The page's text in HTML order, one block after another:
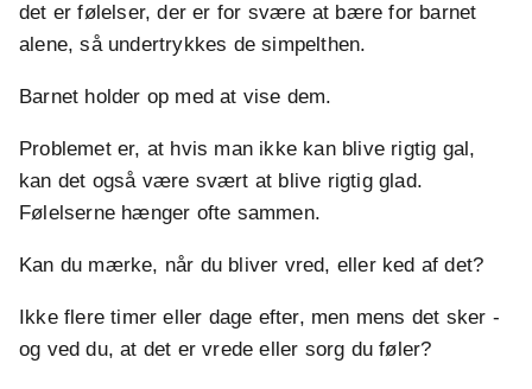
det er følelser, der er for svære at bære for barnet
alene, så undertrykkes de simpelthen.
Barnet holder op med at vise dem.
Problemet er, at hvis man ikke kan blive rigtig gal,
kan det også være svært at blive rigtig glad.
Følelserne hænger ofte sammen.
Kan du mærke, når du bliver vred, eller ked af det?
Ikke flere timer eller dage efter, men mens det sker -
og ved du, at det er vrede eller sorg du føler?